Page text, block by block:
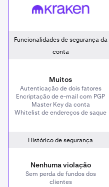
Kraken
Funcionalidades de segurança da
conta
Muitos
Autenticação de dois fatores
Encriptação de e-mail com PGP
Master Key da conta
Whitelist de endereços de saque
Histórico de segurança
Nenhuma violação
Sem perda de fundos dos
clientes